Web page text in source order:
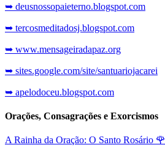
➥ deusnossopaieterno.blogspot.com
➥ tercosmeditadosj.blogspot.com
➥ www.mensageiradapaz.org
➥ sites.google.com/site/santuariojacarei
➥ apelodoceu.blogspot.com
Orações, Consagrações e Exorcismos
A Rainha da Oração: O Santo Rosário 🌹